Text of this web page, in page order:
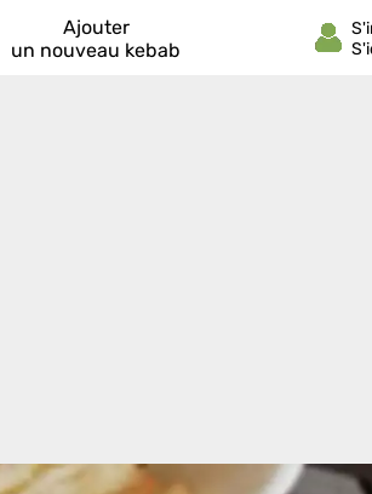
Ajouter
un nouveau kebab